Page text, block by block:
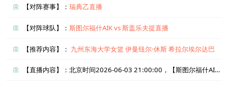
【对阵赛事】：瑞典乙直播
【对阵球队】：斯图尔福什AIK vs 斯盖乐夫提直播
【推荐内容】： 九州东海大学女篮伊曼纽尔·休斯希拉尔埃尔达巴
【直播内容】：北京时间2026-06-03 21:00:00，【斯图尔福什AIKvs斯盖乐夫提】直播准时在线播放，喜欢看比赛的朋友可以提前收藏本页面以免错过直播。盈点直播网_足球直播还为您在本页面索引了相关直播、斯图尔福什AIK直播、斯盖乐夫提直播的近期比赛列表以及两队历史交锋、两队赛程。